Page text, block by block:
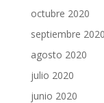
octubre 2020
septiembre 2020
agosto 2020
julio 2020
junio 2020